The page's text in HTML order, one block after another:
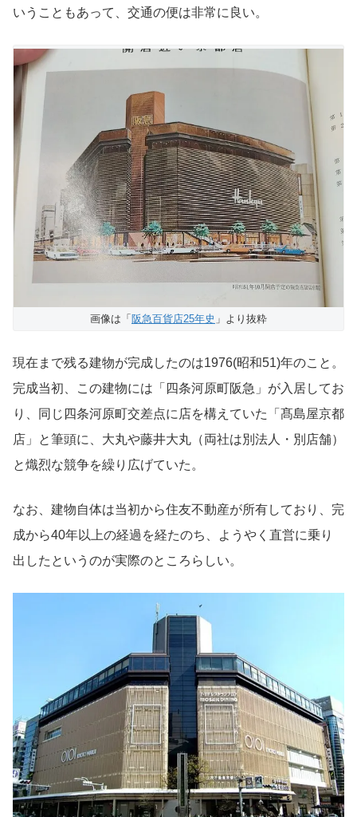
いうこともあって、交通の便は非常に良い。
画像は「 阪急百貨店25年史 」より抜粋
現在まで残る建物が完成したのは1976(昭和51)年のこと。
完成当初、この建物には「四条河原町阪急」が入居してお
り、同じ四条河原町交差点に店を構えていた「髙島屋京都
店」と筆頭に、大丸や藤井大丸（両社は別法人・別店舗）
と熾烈な競争を繰り広げていた。
なお、建物自体は当初から住友不動産が所有しており、完
成から40年以上の経過を経たのち、ようやく直営に乗り
出したというのが実際のところらしい。